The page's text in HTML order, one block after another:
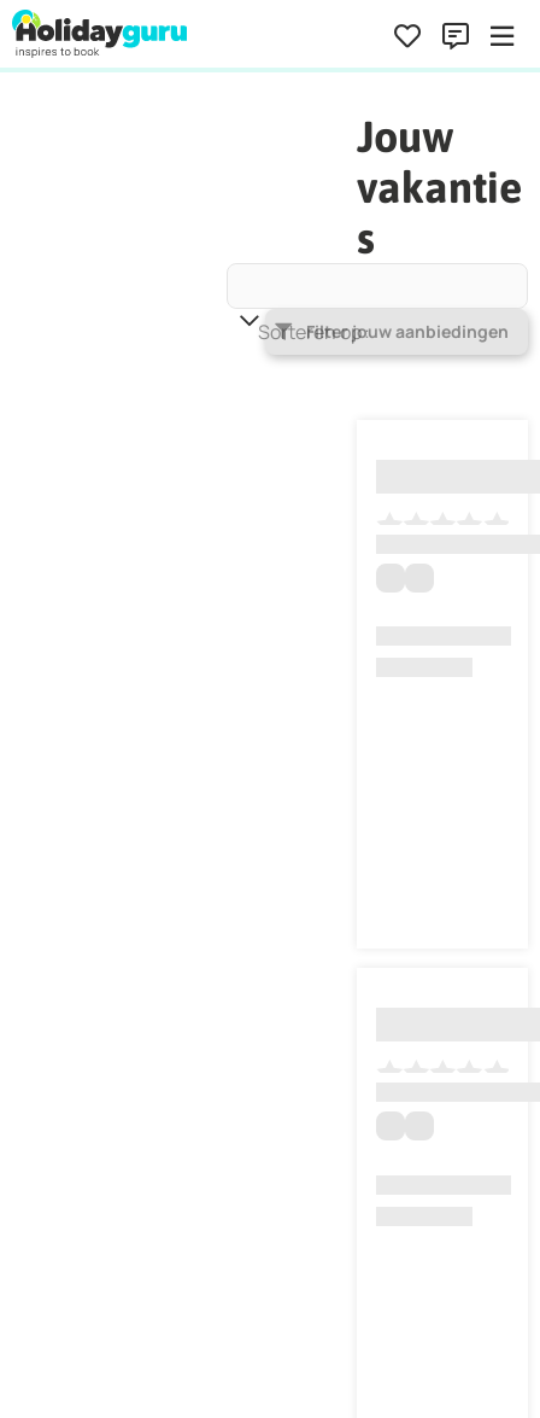
Jouw
vakantie
s
Filter jouw aanbiedingen
Sorteren op Populariteit